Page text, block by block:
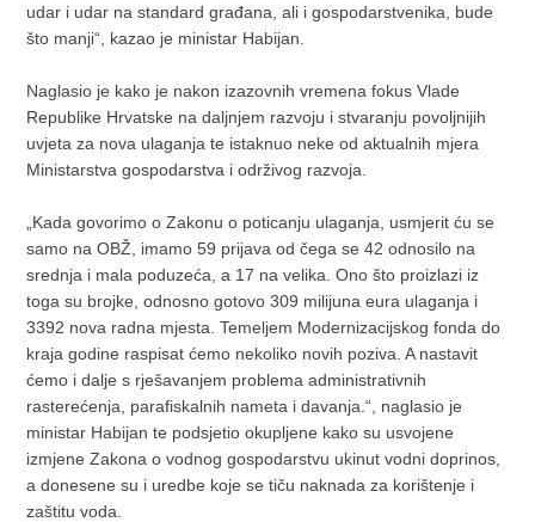
udar i udar na standard građana, ali i gospodarstvenika, bude
što manji“, kazao je ministar Habijan.
Naglasio je kako je nakon izazovnih vremena fokus Vlade
Republike Hrvatske na daljnjem razvoju i stvaranju povoljnijih
uvjeta za nova ulaganja te istaknuo neke od aktualnih mjera
Ministarstva gospodarstva i održivog razvoja.
„Kada govorimo o Zakonu o poticanju ulaganja, usmjerit ću se
samo na OBŽ, imamo 59 prijava od čega se 42 odnosilo na
srednja i mala poduzeća, a 17 na velika. Ono što proizlazi iz
toga su brojke, odnosno gotovo 309 milijuna eura ulaganja i
3392 nova radna mjesta. Temeljem Modernizacijskog fonda do
kraja godine raspisat ćemo nekoliko novih poziva. A nastavit
ćemo i dalje s rješavanjem problema administrativnih
rasterećenja, parafiskalnih nameta i davanja.“, naglasio je
ministar Habijan te podsjetio okupljene kako su usvojene
izmjene Zakona o vodnog gospodarstvu ukinut vodni doprinos,
a donesene su i uredbe koje se tiču naknada za korištenje i
zaštitu voda.